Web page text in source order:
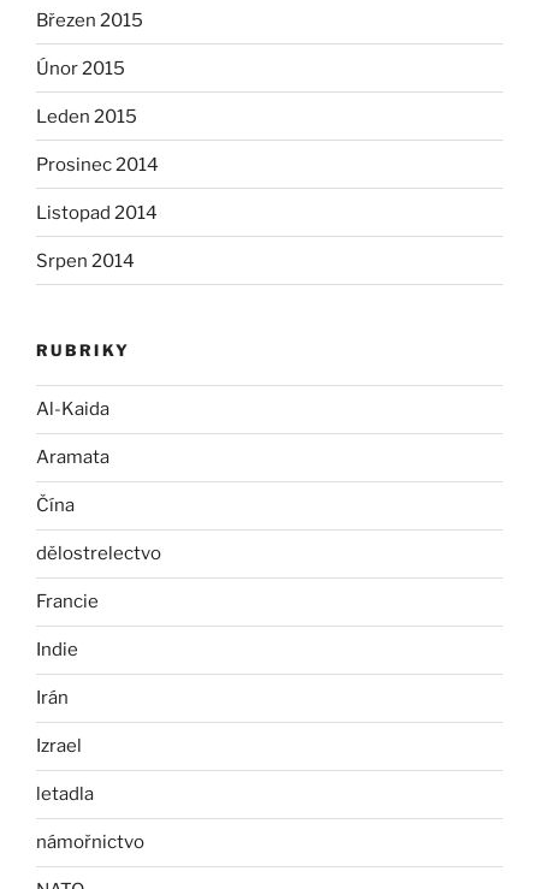
Březen 2015
Únor 2015
Leden 2015
Prosinec 2014
Listopad 2014
Srpen 2014
RUBRIKY
Al-Kaida
Aramata
Čína
dělostrelectvo
Francie
Indie
Irán
Izrael
letadla
námořnictvo